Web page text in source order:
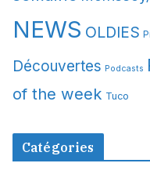
NEWS OLDIES
Découvertes Podcasts
of the week Tuco
Catégories